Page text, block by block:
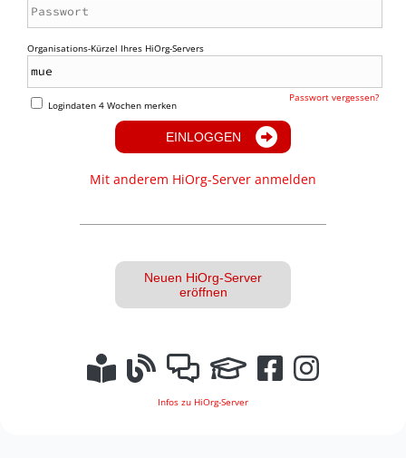
Organisations-Kürzel Ihres HiOrg-Servers
Logindaten 4 Wochen merken
Passwort vergessen?
EINLOGGEN
Mit anderem HiOrg-Server anmelden
Neuen HiOrg-Server
eröffnen
Infos zu HiOrg-Server